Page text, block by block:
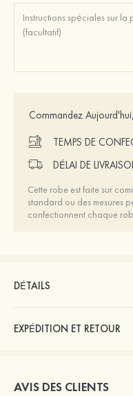
Commandez
TEMPS DE
DÉLAI DE
Cette robe est faite sur
standard ou des mesures
confectionnent chaque
DÉTAILS
EXPÉDITION ET RETOUR
AVIS DES CLIENTS